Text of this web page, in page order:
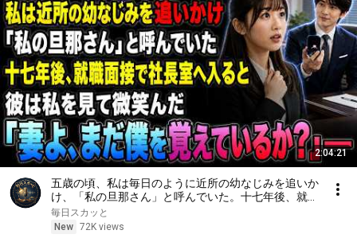
2:04:21
五歳の頃、私は毎日のように近所の幼なじみを追いか
け、「私の旦那さん」と呼んでいた。十七年後、就職
面接で社長室へ入ると、彼は私を見て微笑んだ。「妻
よ、まだ僕を覚えているか？」――
毎日スカッと
New 72K views